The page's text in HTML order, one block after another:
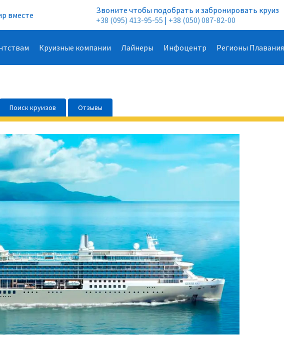
вместе
Звоните чтобы подобрать и забронировать круиз
+38 (095) 413-95-55 | +38 (050) 087-82-00
Круизные компании Лайнеры Инфоцентр Регионы Плавания
Поиск круизов Отзывы